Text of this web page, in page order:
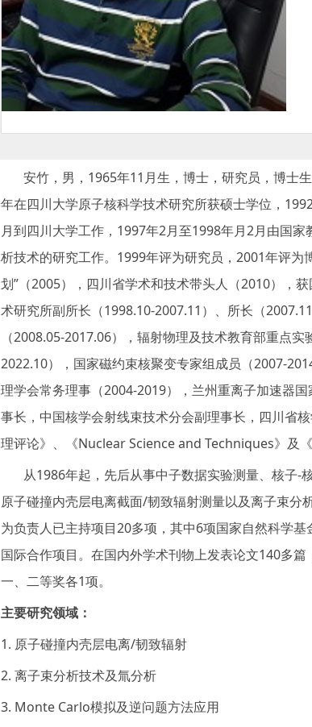
安竹，男，1965年11月生，博士，研究员，博士
年在四川大学原子核科学技术研究所获硕士学位，
月到四川大学工作，1997年2月至1998年月2月由国
析技术的研究工作。1999年评为研究员，2001年评
划”（2005），四川省学术和技术带头人（2010），
术研究所副所长（1998.10-2007.11）、所长（
（2008.05-2017.06），辐射物理及技术教育部重点实
2022.10），国家磁约束核聚变专家组成员（2007-
理学会常务理事（2004-2019），兰州重离子加速器
事长，中国核学会射线束技术分会副理事长，四川省
理评论》、《Nuclear Science and Techniques》及《
从1986年起，先后从事中子数据实验测量、核子-
原子碰撞内壳层电离截面/韧致辐射测量以及离子束
为负责人已主持项目20多项，其中6项国家自然科学
国际合作项目。在国内外学术刊物上发表论文140多
一、二等奖各1项。
主要研究领域：
1. 原子碰撞内壳层电离/韧致辐射
2. 离子束分析技术及氚分析
3. Monte Carlo模拟及逆问题方法应用